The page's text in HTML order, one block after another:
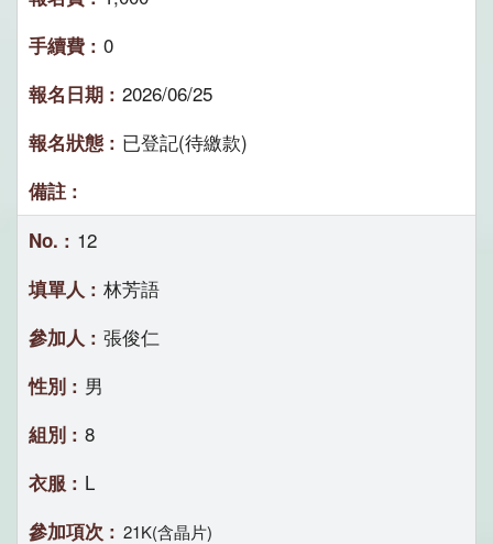
0
2026/06/25
已登記(待繳款)
12
林芳語
張俊仁
男
8
L
21K(含晶片)